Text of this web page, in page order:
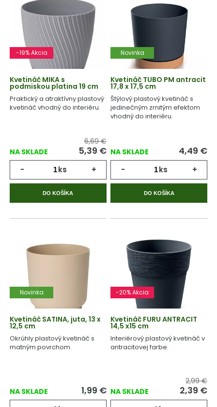
-19% Akcia
Kvetináč MIKA s
podmiskou platina 19 cm
Praktický a atraktívny plastový
kvetináč vhodný do interiéru.
NA SKLADE
6,69 €
5,39 €
- ks +
DO KOŠÍKA
Novinka
Kvetináč TUBO PM antracit
17,8 x 17,5 cm
Štýlový plastový kvetináč s
jedinečným zrnitým efektom
vhodný do interiéru.
NA SKLADE 4,49 €
- ks +
DO KOŠÍKA
Novinka
Kvetináč SATINA, juta, 13 x
12,5 cm
Okrúhly plastový kvetináč s
matným povrchom.
NA SKLADE 1,99 €
-20% Akcia
Kvetináč FURU ANTRACIT
14,5 x15 cm
Interiérový plastový kvetináč v
antracitovej farbe.
NA SKLADE
2,99 €
2,39 €